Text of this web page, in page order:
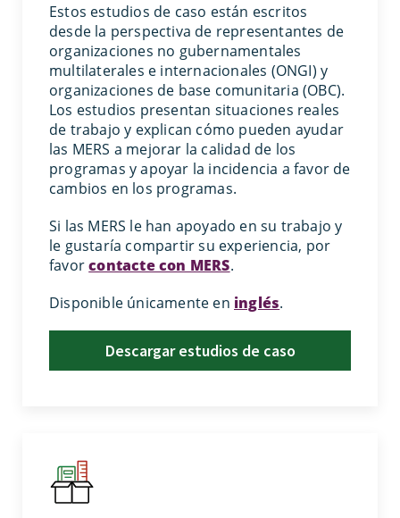
Estos estudios de caso están escritos
desde la perspectiva de representantes de
organizaciones no gubernamentales
multilaterales e internacionales (ONGI) y
organizaciones de base comunitaria (OBC).
Los estudios presentan situaciones reales
de trabajo y explican cómo pueden ayudar
las MERS a mejorar la calidad de los
programas y apoyar la incidencia a favor de
cambios en los programas.
Si las MERS le han apoyado en su trabajo y
le gustaría compartir su experiencia, por
favorcontacte con MERS.
Disponible únicamente en inglés.
Descargar estudios de caso